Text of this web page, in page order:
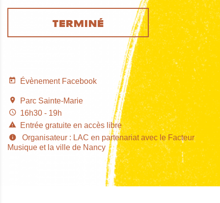
TERMINÉ
Évènement Facebook
Parc Sainte-Marie
16h30 - 19h
Entrée gratuite en accès libre
Organisateur : LAC en partenariat avec le Facteur
Musique et la ville de Nancy